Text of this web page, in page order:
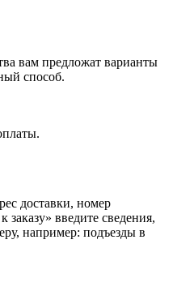
вам предложат варианты
способ.
доставки, номер
введите сведения,
например: подъезды в